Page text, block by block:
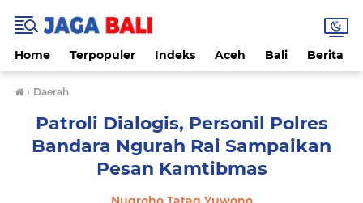
Home Terpopuler Indeks Aceh Bali Berita
› Daerah
Patroli Dialogis, Personil Polres
Bandara Ngurah Rai Sampaikan
Pesan Kamtibmas